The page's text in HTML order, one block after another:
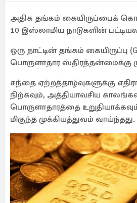
அதிக தங்கம் கையிருப்பைக்
10 இஸ்லாமிய நாடுகளின்
ஒரு நாட்டின் தங்கம் கையிருப்பு
பொருளாதார ஸ்திரத்தன்மைக்கு
சந்தை ஏற்றத்தாழ்வுகளுக்கு
நிற்கவும், அத்தியாவசிய
பொருளாதாரத்தை
மிகுந்த முக்கியத்துவம் வாய்ந்தது.